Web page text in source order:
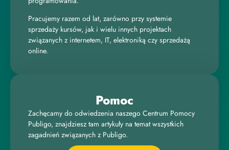
Pracujemy razem od lat, zarówno przy systemie
sprzedaży kursów, jak i wielu innych projektach
związanych z internetem, IT, elektroniką czy sprzedażą
online.
Pomoc
Zachęcamy do odwiedzenia naszego Centrum Pomocy
Publigo, znajdziesz tam artykuły na temat wszystkich
zagadnień związanych z Publigo.